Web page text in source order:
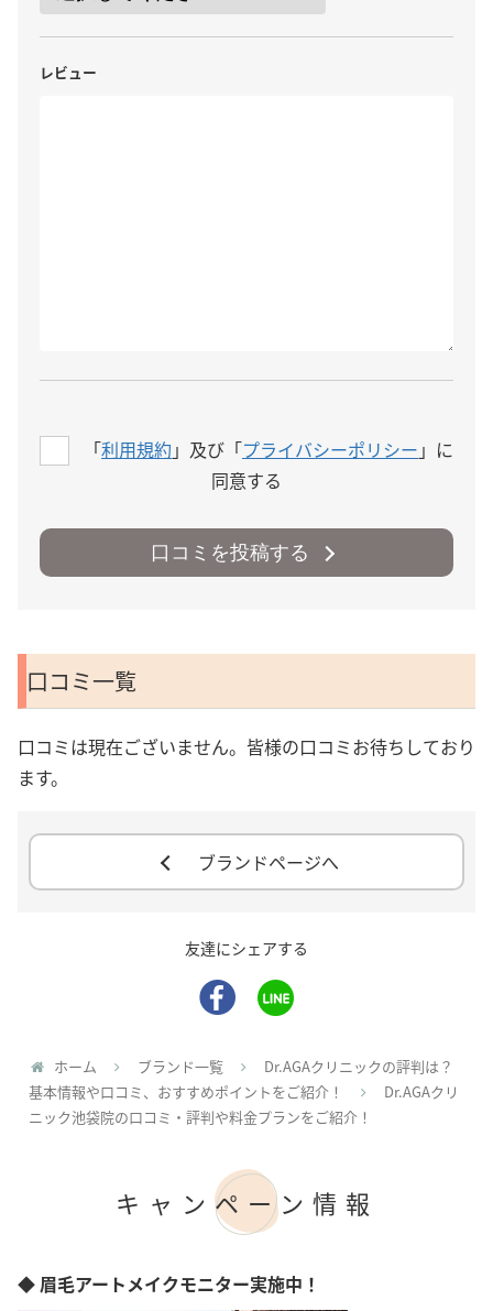
レビュー
「利用規約 」及び「プライバシーポリシー 」に
同意する
口コミを投稿する
口コミ一覧
口コミは現在ございません。皆様の口コミお待ちしており
ます。
ブランドページへ
友達にシェアする
ホーム ブランド一覧
Dr.AGAクリニックの評判は？
基本情報や口コミ、おすすめポイントをご紹介！
Dr.AGAクリ
ニック池袋院の口コミ・評判や料金プランをご紹介！
キャンペーン情報
◆ 眉毛アートメイクモニター実施中！